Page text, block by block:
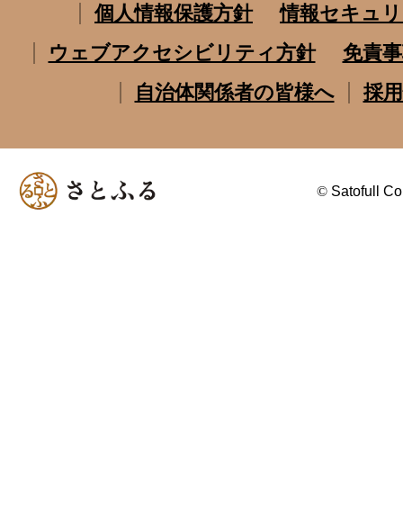
個人情報保護方針
情報セキュ
ウェブアクセシビリティ方針
免責
自治体関係者の皆様へ
採
© Satofull